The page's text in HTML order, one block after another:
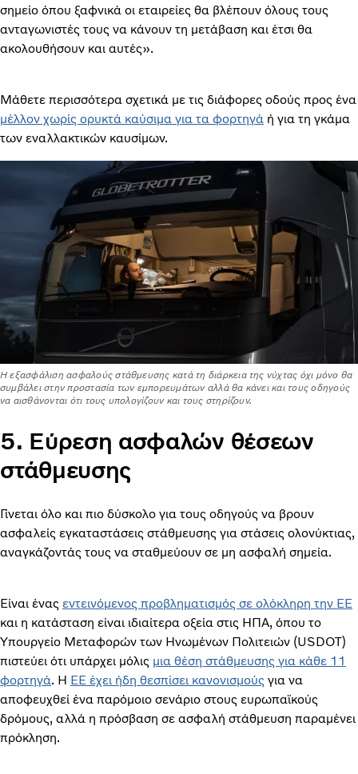
σημείο όπου ξαφνικά οι εταιρείες θα βλέπουν όλους τους
ανταγωνιστές τους να κάνουν τη μετάβαση και έτσι θα
ακολουθήσουν και αυτές».
Μάθετε περισσότερα σχετικά με τις διάφορες οδούς προς ένα
μέλλον χωρίς ορυκτά καύσιμα για τα φορτηγά ή για τη γκάμα
των εναλλακτικών καυσίμων.
Η εξασφάλιση ασφαλούς στάθμευσης κατά τη διάρκεια της νύχτας όχι μόνο θα
συμβάλει στην προστασία των εμπορευμάτων αλλά θα κάνει και τους οδηγούς
να αισθάνονται ότι τους υπολογίζουν και τους στηρίζουν.
5. Εύρεση ασφαλών θέσεων
στάθμευσης
Γίνεται όλο και πιο δύσκολο για τους οδηγούς να βρουν
ασφαλείς εγκαταστάσεις στάθμευσης για στάσεις ολονύκτιας,
αναγκάζοντάς τους να σταθμεύουν σε μη ασφαλή σημεία.
Είναι ένας εντεινόμενος προβληματισμός σε ολόκληρη την ΕΕ
και η κατάσταση είναι ιδιαίτερα οξεία στις ΗΠΑ, όπου το
Υπουργείο Μεταφορών των Ηνωμένων Πολιτειών (USDOT)
πιστεύει ότι υπάρχει μόλις μια θέση στάθμευσης για κάθε 11
φορτηγά. Η ΕΕ έχει ήδη θεσπίσει κανονισμούς για να
αποφευχθεί ένα παρόμοιο σενάριο στους ευρωπαϊκούς
δρόμους, αλλά η πρόσβαση σε ασφαλή στάθμευση παραμένει
πρόκληση.